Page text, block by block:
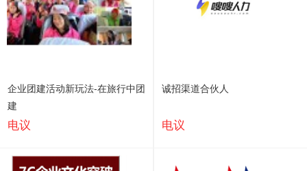
企业团建活动新玩法-在旅行中团
建
电议
诚招渠道合伙人
电议